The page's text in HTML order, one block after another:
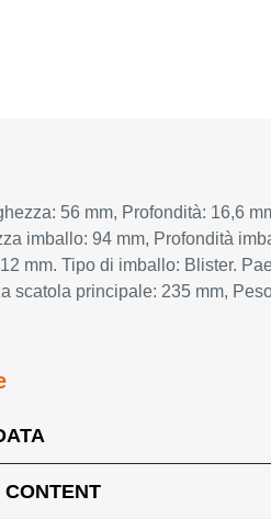
56 mm, Profondità: 16,6
imballo: 94 mm, Profondità
mm. Tipo di imballo: Blister.
scatola principale: 235 mm,